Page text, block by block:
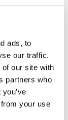
ads, to
our traffic.
our site with
partners who
your use
a 14 años,